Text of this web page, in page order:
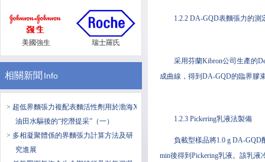
美國強生 瑞士羅氏
相關新聞 Info
> 超低界麵張力複配表麵活性劑用於渤海X
油田水驅後的“挖潛提采”（一）
> 多相凝聚體係的界麵張力計算方法及研
究進展
1.2.2 DA-GQD表麵張力的測
采用芬蘭Kibron公司生產的
成曲線，得到DA-GQD的臨界膠
1.2.3 Pickering乳液法製備
負載型樣品將1.0 g DA-GQD
min後得到Pickering乳液。該乳